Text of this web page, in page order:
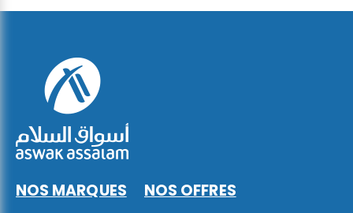
NOS MARQUES NOS OFFRES